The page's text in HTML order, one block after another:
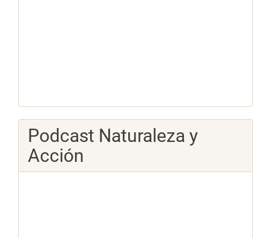
Podcast Naturaleza y
Acción